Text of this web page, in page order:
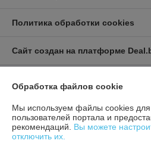
Политика обработки cookies
Сайт создан на платформе
Информация для покупателя
Индивидуальный предприниматель:ИП
Александровна
225131 Ул. Рокоссовского, 5 г. Пружаны,
Обработка файлов cookie
Мы используем файлы cookies для
пользователей портала и
рекомендаций. Вы можете
отключить их.